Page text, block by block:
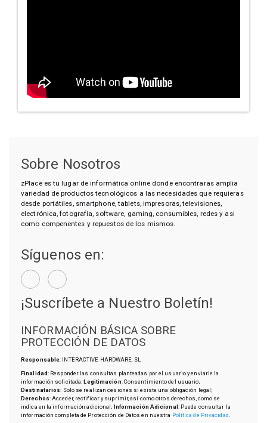
Sobre Nosotros
zPlace es tu lugar de informática online donde encontraras amplia
variedad de productos tecnológicos a las necesidades que requieras
desde portátiles, smartphone, tablets, impresoras, televisiones,
electrónica, fotografía, software, gaming, consumibles, redes y asi
como compenentes y repuestos de los mismos.
Síguenos en:
¡Suscríbete a Nuestro Boletín!
INFORMACIÓN BÁSICA SOBRE
PROTECCIÓN DE DATOS
Responsable: INTERACTIVE HARDWARE, SL
Finalidad: Responder las consultas planteadas por el usuario y enviarle la
información solicitada;Legitimación: Consentimiento del usuario;
Destinatarios: Solo se realizan cesiones si existe una obligación legal;
Derechos: Acceder, rectificar y suprimir, así como otros derechos, como se
indica en la información adicional; Información Adicional: Puede consultar la
información completa de Protección de Datos en nuestra Política de Privacidad